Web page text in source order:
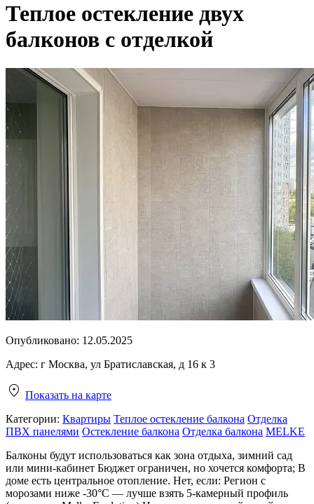
Теплое остекление двух
балконов c отделкой
Опубликовано: 12.05.2025
Адрес: г Москва, ул Братиславская, д 16 к 3
Показать на карте
Категории: Квартиры Теплое остекление балкона Отделка
ПВХ панелями Остекление балкона Отделка балкона MELKE
Балконы будут использоваться как зона отдыха, зимний сад
или мини-кабинет Бюджет ограничен, но хочется комфорта; В
доме есть центральное отопление. Нет, если: Регион с
морозами ниже -30°C — лучше взять 5-камерный профиль